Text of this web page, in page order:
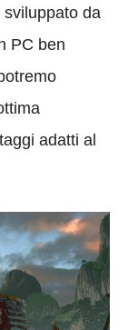
sviluppato da
PC ben
adatti al